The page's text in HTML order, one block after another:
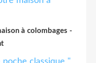
à colombages -